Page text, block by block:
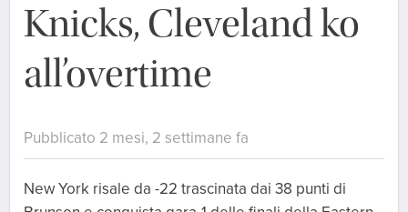
Knicks, Cleveland ko
all’overtime
Pubblicato 2 mesi, 2 settimane fa
New York risale da -22 trascinata dai 38 punti di